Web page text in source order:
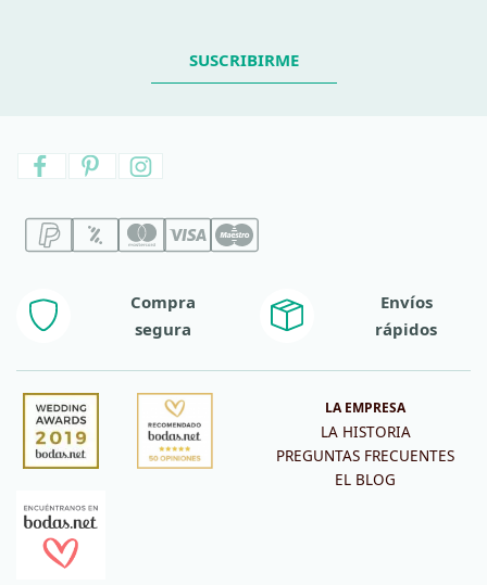
SUSCRIBIRME
Compra
segura
Envíos
rápidos
LA EMPRESA
LA HISTORIA
PREGUNTAS FRECUENTES
EL BLOG